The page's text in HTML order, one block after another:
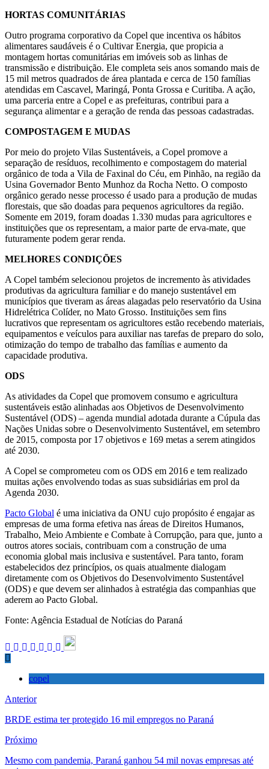
HORTAS COMUNITÁRIAS
Outro programa corporativo da Copel que incentiva os hábitos
alimentares saudáveis é o Cultivar Energia, que propicia a
montagem hortas comunitárias em imóveis sob as linhas de
transmissão e distribuição. Ele completa seis anos somando mais de
15 mil metros quadrados de área plantada e cerca de 150 famílias
atendidas em Cascavel, Maringá, Ponta Grossa e Curitiba. A ação,
uma parceria entre a Copel e as prefeituras, contribui para a
segurança alimentar e a geração de renda das pessoas cadastradas.
COMPOSTAGEM E MUDAS
Por meio do projeto Vilas Sustentáveis, a Copel promove a
separação de resíduos, recolhimento e compostagem do material
orgânico de toda a Vila de Faxinal do Céu, em Pinhão, na região da
Usina Governador Bento Munhoz da Rocha Netto. O composto
orgânico gerado nesse processo é usado para a produção de mudas
florestais, que são doadas para pequenos agricultores da região.
Somente em 2019, foram doadas 1.330 mudas para agricultores e
instituições que os representam, a maior parte de erva-mate, que
futuramente podem gerar renda.
MELHORES CONDIÇÕES
A Copel também selecionou projetos de incremento às atividades
produtivas da agricultura familiar e do manejo sustentável em
municípios que tiveram as áreas alagadas pelo reservatório da Usina
Hidrelétrica Colíder, no Mato Grosso. Instituições sem fins
lucrativos que representam os agricultores estão recebendo materiais,
equipamentos e veículos para auxiliar nas tarefas de preparo do solo,
otimização do tempo de trabalho das famílias e aumento da
capacidade produtiva.
ODS
As atividades da Copel que promovem consumo e agricultura
sustentáveis estão alinhadas aos Objetivos de Desenvolvimento
Sustentável (ODS) – agenda mundial adotada durante a Cúpula das
Nações Unidas sobre o Desenvolvimento Sustentável, em setembro
de 2015, composta por 17 objetivos e 169 metas a serem atingidos
até 2030.
A Copel se comprometeu com os ODS em 2016 e tem realizado
muitas ações envolvendo todas as suas subsidiárias em prol da
Agenda 2030.
Pacto Global é uma iniciativa da ONU cujo propósito é engajar as
empresas de uma forma efetiva nas áreas de Direitos Humanos,
Trabalho, Meio Ambiente e Combate à Corrupção, para que, junto a
outros atores sociais, contribuam com a construção de uma
economia global mais inclusiva e sustentável. Para tanto, foram
estabelecidos dez princípios, os quais atualmente dialogam
diretamente com os Objetivos do Desenvolvimento Sustentável
(ODS) e que devem ser alinhados à estratégia das companhias que
aderem ao Pacto Global.
Fonte: Agência Estadual de Notícias do Paraná
copel
Anterior
BRDE estima ter protegido 16 mil empregos no Paraná
Próximo
Mesmo com pandemia, Paraná ganhou 54 mil novas empresas até